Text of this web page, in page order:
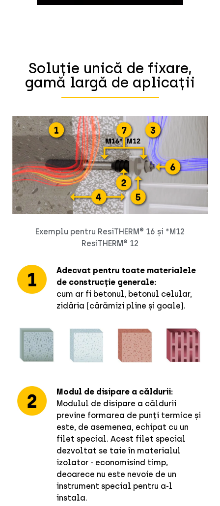
Soluție unică de fixare,
gamă largă de aplicații
Exemplu pentru ResiTHERM® 16 și *M12
ResiTHERM® 12
Adecvat pentru toate materialele
de construcție generale:
cum ar fi betonul, betonul celular,
zidăria (cărămizi pline și goale).
Modul de disipare a căldurii:
Modulul de disipare a căldurii
previne formarea de punți termice și
este, de asemenea, echipat cu un
filet special. Acest filet special
dezvoltat se taie în materialul
izolator - economisind timp,
deoarece nu este nevoie de un
instrument special pentru a-l
instala.